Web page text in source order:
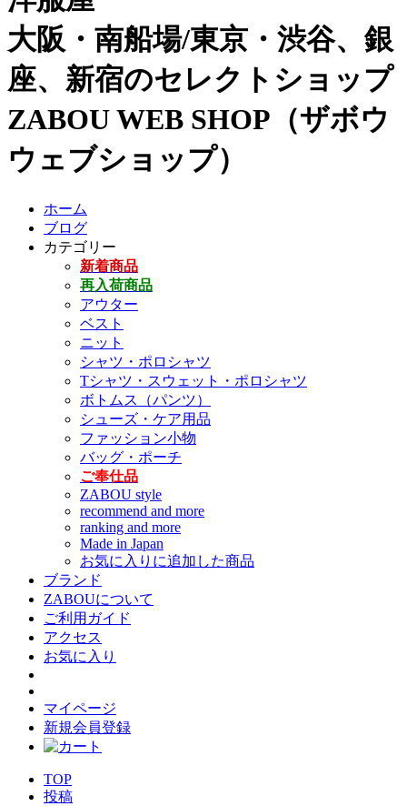
大阪・南船場/東京・渋谷、銀
座、新宿のセレクトショップ
ZABOU WEB SHOP（ザボウ
ウェブショップ）
ホーム
ブログ
カテゴリー
新着商品
再入荷商品
アウター
ベスト
ニット
シャツ・ポロシャツ
Tシャツ・スウェット・ポロシャツ
ボトムス（パンツ）
シューズ・ケア用品
ファッション小物
バッグ・ポーチ
ご奉仕品
ZABOU style
recommend and more
ranking and more
Made in Japan
お気に入りに追加した商品
ブランド
ZABOUについて
ご利用ガイド
アクセス
お気に入り
マイページ
新規会員登録
TOP
投稿